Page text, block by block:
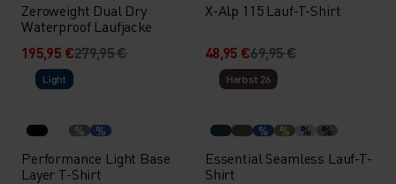
Zeroweight Dual Dry
Waterproof Laufjacke
195,95 €279,95 €
X-Alp 115 Lauf-T-Shirt
48,95 €69,95 €
Light
% %
Performance Light Base
Layer T-Shirt
Herbst 26
% % % %
Essential Seamless Lauf-T-
Shirt